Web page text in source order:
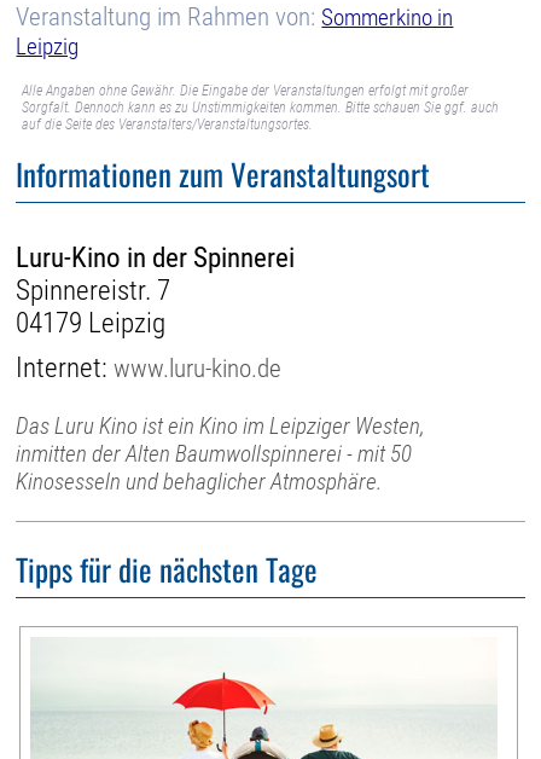
Veranstaltung im Rahmen von: Sommerkino in
Leipzig
Alle Angaben ohne Gewähr. Die Eingabe der Veranstaltungen erfolgt mit großer
Sorgfalt. Dennoch kann es zu Unstimmigkeiten kommen. Bitte schauen Sie ggf. auch
auf die Seite des Veranstalters/Veranstaltungsortes.
Informationen zum Veranstaltungsort
Luru-Kino in der Spinnerei
Spinnereistr. 7
04179 Leipzig
Internet:www.luru-kino.de
Das Luru Kino ist ein Kino im Leipziger Westen,
inmitten der Alten Baumwollspinnerei - mit 50
Kinosesseln und behaglicher Atmosphäre.
Tipps für die nächsten Tage